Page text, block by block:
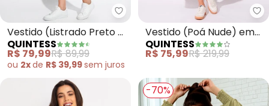
Quintess - Vestido (Listrado
Vestido (Listrado Preto e
Branco) em Malhão de
Algodão
QUINTESS
R$ 79,99R$ 89,99
ou 2xde R$ 39,99semjuros
Vestido (Poá Nude) em
Crepe Plano
QUINTESS
R$ 75,99R$ 219,99
-70%